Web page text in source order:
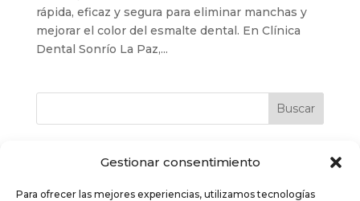
Gestionar consentimiento
Para ofrecer las mejores experiencias, utilizamos tecnologías
rápida, eficaz y segura para eliminar manchas y
mejorar el color del esmalte dental. En Clínica
Dental Sonrío La Paz,...
Buscar
Últimos post